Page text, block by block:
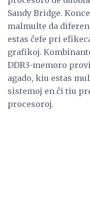
Sandy Bridge.
malmulte da
estas ĉefe pri
grafikoj.
DDR3-memoro
agado, kiu estas
sistemoj en ĉi tiu
procesoroj.